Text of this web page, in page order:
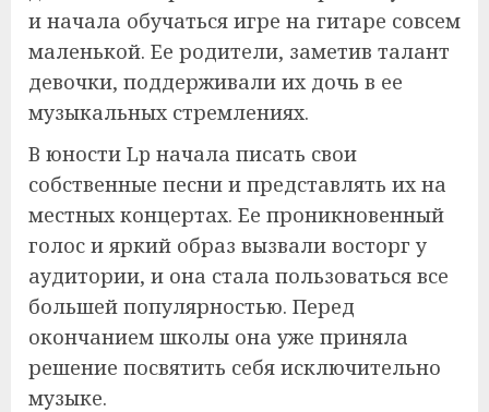
и начала обучаться игре на гитаре совсем
маленькой. Ее родители, заметив талант
девочки, поддерживали их дочь в ее
музыкальных стремлениях.
В юности Lp начала писать свои
собственные песни и представлять их на
местных концертах. Ее проникновенный
голос и яркий образ вызвали восторг у
аудитории, и она стала пользоваться все
большей популярностью. Перед
окончанием школы она уже приняла
решение посвятить себя исключительно
музыке.